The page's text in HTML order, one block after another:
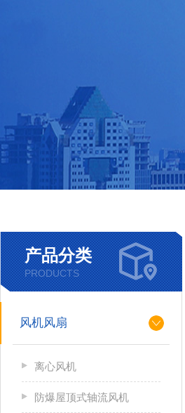
产品分类
PRODUCTS
风机风扇
离心风机
防爆屋顶式轴流风机